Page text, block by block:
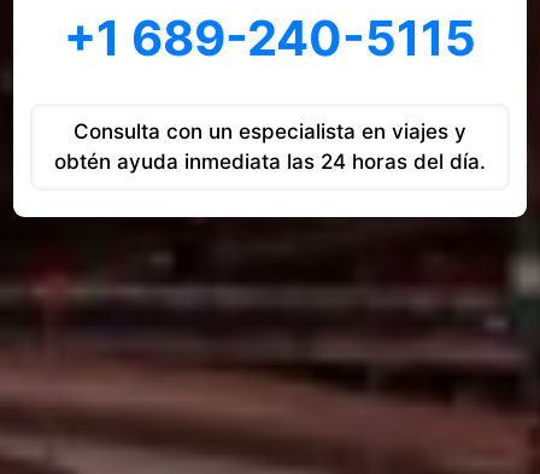
+1 689-240-5115
Consulta con un especialista en viajes y
obtén ayuda inmediata las 24 horas del día.